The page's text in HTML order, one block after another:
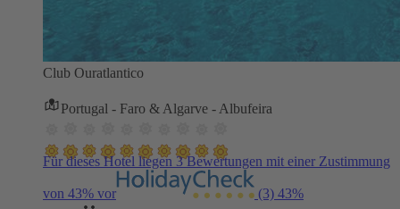
Club Ouratlantico
Portugal - Faro & Algarve - Albufeira
Für dieses Hotel liegen 3 Bewertungen mit einer Zustimmung
von 43% vor (3) 43%